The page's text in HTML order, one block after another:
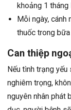
khoảng 1
Mỗi ngày, cánh
thuốc trong
Can thiệp
Nếu tình trạng
nghiêm trọng,
nguyên nhân phát